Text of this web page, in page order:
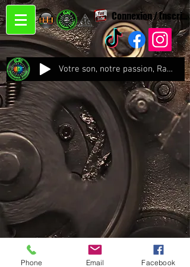
Connexion /
Votre son, notre passion, Radio CJC Recording Studio , là où chaque note prend vie !
Phone Email Facebook